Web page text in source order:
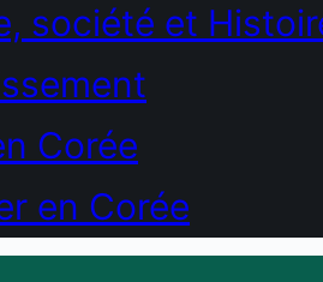
société et
Corée
en Corée